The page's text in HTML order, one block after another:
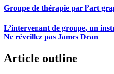
Groupe de thérapie par l’art
L’intervenant de groupe, un
Ne réveillez pas James Dean
Article outline